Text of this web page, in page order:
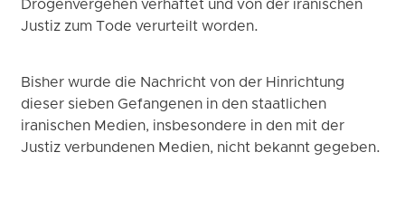
Drogenvergehen verhaftet und von der iranischen
Justiz zum Tode verurteilt worden.
Bisher wurde die Nachricht von der Hinrichtung
dieser sieben Gefangenen in den staatlichen
iranischen Medien, insbesondere in den mit der
Justiz verbundenen Medien, nicht bekannt gegeben.